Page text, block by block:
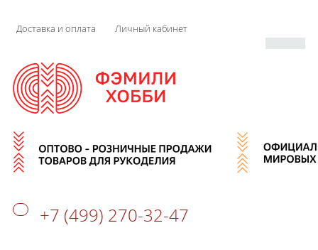
Доставка и оплата Личный кабинет
+7 (499) 270-32-47